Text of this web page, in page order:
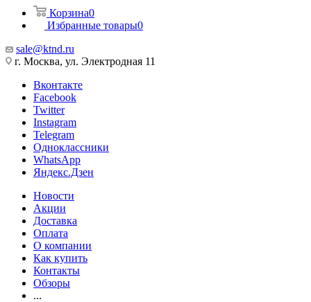
Корзина0
Избранные товары0
sale@ktnd.ru
г. Москва, ул. Электродная 11
Вконтакте
Facebook
Twitter
Instagram
Telegram
Одноклассники
WhatsApp
Яндекс.Дзен
Новости
Акции
Доставка
Оплата
О компании
Как купить
Контакты
Обзоры
...